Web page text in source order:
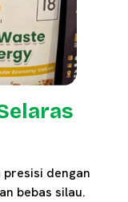
dengan
bebas silau.